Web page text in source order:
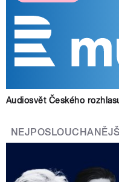
Audiosvět Českého